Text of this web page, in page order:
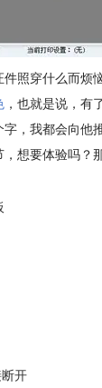
照穿什么而烦
，也就是说，有
，我都会向他
想要体验吗？
开